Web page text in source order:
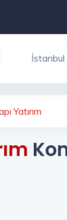
İstanbul
Yatırım